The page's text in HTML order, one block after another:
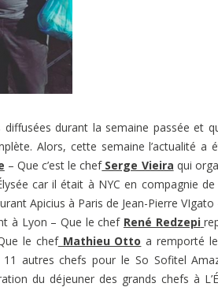
diffusées durant la semaine passée et
Alors, cette semaine l’actualité a
– Que c’est le chefSerge Vieira qui
car il était à NYC en compagnie
Apicius à Paris de Jean-Pierre
à Lyon – Que le chef René Redzepi
le chefMathieu Otto a remporté
autres chefs pour le So Sofitel
du déjeuner des grands chefs à